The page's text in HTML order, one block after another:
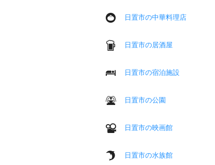
日置市の中華料理店
日置市の居酒屋
日置市の宿泊施設
日置市の公園
日置市の映画館
日置市の水族館